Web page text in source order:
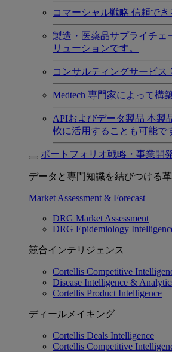
コマーシャル戦略 信頼でき
製造・医薬品サプライチェ
リューションです。
コンサルティングサービス
Medtech 専門家によって構
APIおよびデータ製品 本製
軟に活用することも可能で
ポートフォリオ戦略・事業開
データと専門知識を結びつける
Market Assessment & Forecast
DRG Market Assessment
DRG Epidemiology
競合インテリジェンス
Cortellis Competitive
Disease Intelligence &
Cortellis Product Intelligence
ディールメイキング
Cortellis Deals Intelligence
Cortellis Competitive